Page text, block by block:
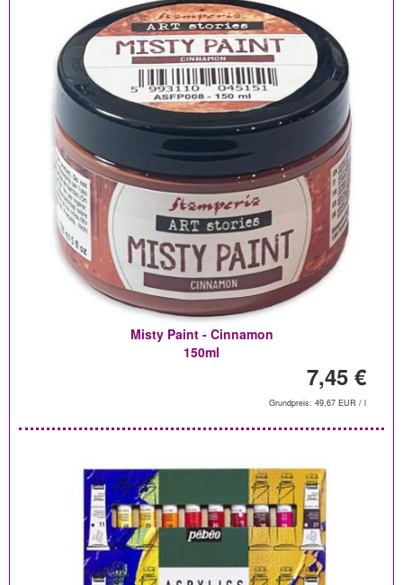
Misty Paint - Cinnamon
150ml
7,45 €
Grundpreis: 49,67 EUR / l